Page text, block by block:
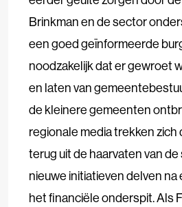
Brinkman en de sector
een goed geïnformeerde
noodzakelijk dat er gewroet
en laten van
de kleinere gemeenten
regionale media trekken zich
terug uit de haarvaten van
nieuwe initiatieven delven na
het financiële onderspit. Als